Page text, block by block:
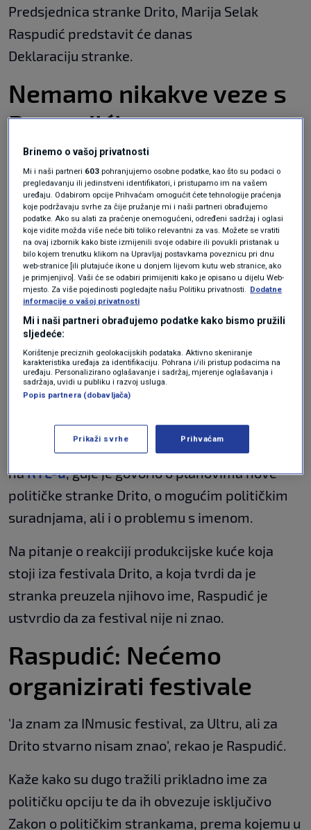
Predsjednica stranke Drito, Marija Selak
Raspudić predstavit će danas
Deklaraciju stranke.
Nemamo nikakve veze s
Raspudićima
No, zbog imena reagirali su iz produkcijske
kuće, koja već deset godina organizira glazbeni
festival istog imena - 'Drito' i najavili daljnje
poteze.
'Želimo naglasiti da nemamo nikakve veze s
njima. Iako je mjesec dana do našeg najvećeg
festivala, očito se s razlogom ovo ime koristi u
krive svrhe. Iza ovih plakata stoji određena
politička stranka. O daljnjim koracima i razvoju
situacije pravovremeno ćemo vas obavijestiti',
poručila je na Instagramu produkcijska kuća
Saborski zastupnik Nino Raspudićgostovao je
naRTL-u, gdje je govorio o planovima nove
političke stranke Drito, o mogućim političkim
suradnjama, ali i o problemu s imenom.
Na pitanje o reakciji produkcijske kuće koja
stoji iza festivala Drito, a koja tvrdi da je
stranka preuzela njihovo ime, Raspudić je
ustvrdio da za festival nije ni znao.
Raspudić: Nećemo
organizirati festivale
'Ja znam za INmusic festival, za Ultru, ali za
Drito stvarno nisam znao', rekao je Raspudić.
Kaže kako su dugo tražili prikladno ime za
političku opciju te da ih obvezuje isključivo
Zakon o političkim strankama, prema kojemu u
Brinemo o vašoj privatnosti
Mi i naši partneri 603 pohranjujemo osobne podatke, kao što su podaci o
pregledavanju ili jedinstveni identifikatori, i pristupamo im na vašem
uređaju. Odabirom opcije Prihvaćam omogućit ćete tehnologije praćenja
koje podržavaju svrhe za čije pružanje mi i naši partneri obrađujemo
podatke. Ako su alati za praćenje onemogućeni, određeni sadržaj i oglasi
koje vidite možda više neće biti toliko relevantni za vas. Možete se vratiti
na ovaj izbornik kako biste izmijenili svoje odabire ili povukli pristanak u
bilo kojem trenutku klikom na Upravljaj postavkama poveznicu pri dnu
web-stranice [ili plutajuće ikone u donjem lijevom kutu web stranice, ako
je primjenjivo]. Vaši će se odabiri primijeniti kako je opisano u dijelu Web-
mjesto. Za više pojedinosti pogledajte našu Politiku privatnosti. Dodatne
informacije o vašoj privatnosti
Mi i naši partneri obrađujemo podatke kako bismo pružili
sljedeće:
Korištenje preciznih geolokacijskih podataka. Aktivno skeniranje
karakteristika uređaja za identifikaciju. Pohrana i/ili pristup podacima na
uređaju. Personalizirano oglašavanje i sadržaj, mjerenje oglašavanja i
sadržaja, uvidi u publiku i razvoj usluga.
Popis partnera (dobavljača)
Prikaži svrhe Prihvaćam